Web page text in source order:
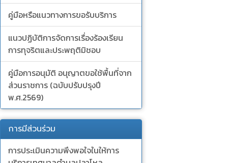
คู่มือหรือแนวทางการขอรับบริการ
แนวปฏิบัติการจัดการเรื่องร้องเรียน
การทุจริตและประพฤติมิชอบ
คู่มือการอนุมัติ อนุญาตขอใช้พื้นที่จาก
ส่วนราชการ (ฉบับปรับปรุงปี
พ.ศ.2569)
การมีส่วนร่วม
การประเมินความพึงพอใจในให้การ